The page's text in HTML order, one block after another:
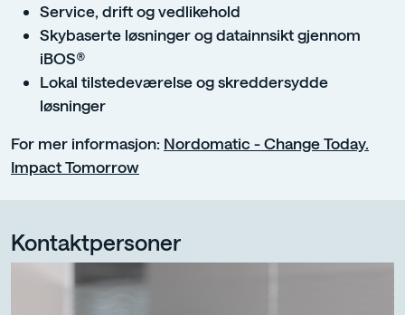
Service, drift og vedlikehold
Skybaserte løsninger og datainnsikt gjennom
iBOS®
Lokal tilstedeværelse og skreddersydde
løsninger
For mer informasjon: Nordomatic - Change Today.
Impact Tomorrow
Kontaktpersoner